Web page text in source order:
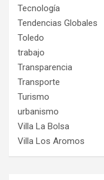
Tecnología
Tendencias Globales
Toledo
trabajo
Transparencia
Transporte
Turismo
urbanismo
Villa La Bolsa
Villa Los Aromos